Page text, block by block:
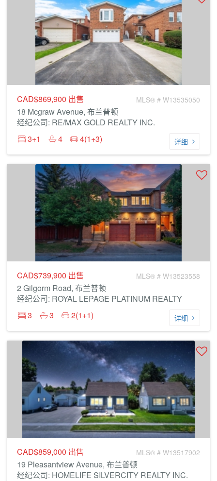
CAD$869,900 出售 MLS® # W13535050
18 Mcgraw Avenue, 布兰普顿
经纪公司: RE/MAX GOLD REALTY INC.
3+1
4 4(1+3) 详细
CAD$739,900 出售 MLS® # W13523558
2 Gilgorm Road, 布兰普顿
经纪公司: ROYAL LEPAGE PLATINUM REALTY
3
3 2(1+1) 详细
CAD$859,000 出售 MLS® # W13517902
19 Pleasantview Avenue, 布兰普顿
经纪公司: HOMELIFE SILVERCITY REALTY INC.